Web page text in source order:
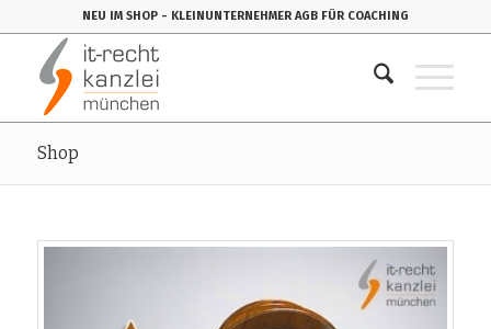
NEU IM SHOP - KLEINUNTERNEHMER AGB FÜR COACHING
Shop